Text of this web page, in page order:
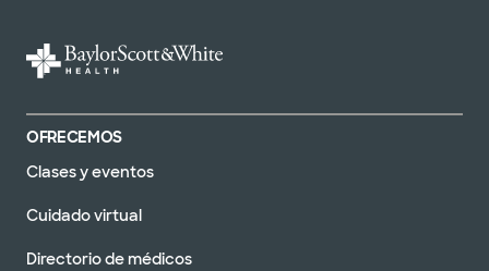
OFRECEMOS
Clases y eventos
Cuidado virtual
Directorio de médicos